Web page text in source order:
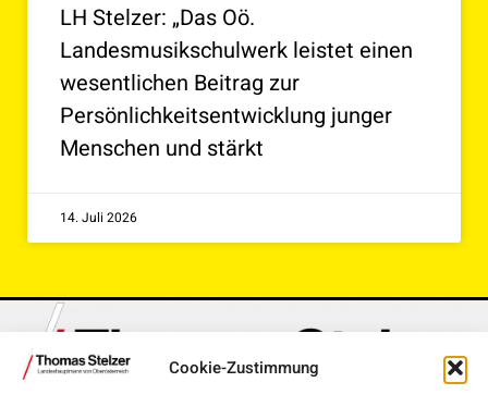
Cookie-Zustimmung
LH Stelzer: „Das Oö.
Landesmusikschulwerk leistet einen
wesentlichen Beitrag zur
Persönlichkeitsentwicklung junger
Menschen und stärkt
14. Juli 2026